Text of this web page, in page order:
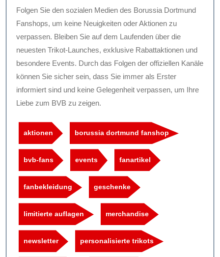
Folgen Sie den sozialen Medien des Borussia Dortmund
Fanshops, um keine Neuigkeiten oder Aktionen zu
verpassen. Bleiben Sie auf dem Laufenden über die
neuesten Trikot-Launches, exklusive Rabattaktionen und
besondere Events. Durch das Folgen der offiziellen Kanäle
können Sie sicher sein, dass Sie immer als Erster
informiert sind und keine Gelegenheit verpassen, um Ihre
Liebe zum BVB zu zeigen.
aktionen borussia dortmund fanshop
bvb-fans events fanartikel
fanbekleidung geschenke
limitierte auflagen merchandise
newsletter personalisierte trikots